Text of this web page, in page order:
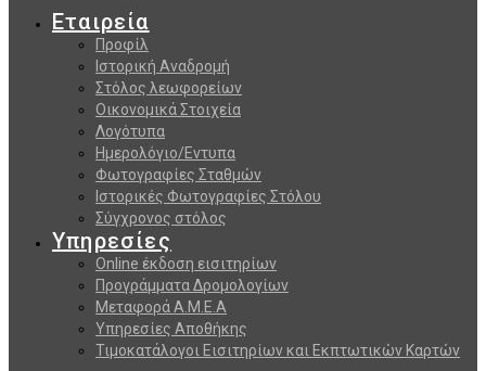
Εταιρεία
Προφίλ
Ιστορική Αναδρομή
Στόλος λεωφορείων
Οικονομικά Στοιχεία
Λογότυπα
Ημερολόγιο/Εντυπα
Φωτογραφίες Σταθμών
Ιστορικές Φωτογραφίες Στόλου
Σύγχρονος στόλος
Υπηρεσίες
Online έκδοση εισιτηρίων
Προγράμματα Δρομολογίων
Μεταφορά Α.Μ.Ε.Α
Υπηρεσίες Αποθήκης
Τιμοκατάλογοι Εισιτηρίων και Εκπτωτικών Καρτών